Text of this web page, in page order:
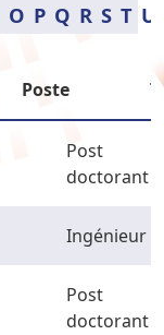
O P Q R S T U
Poste
Post
doctorant
Ingénieur
Post
doctorant